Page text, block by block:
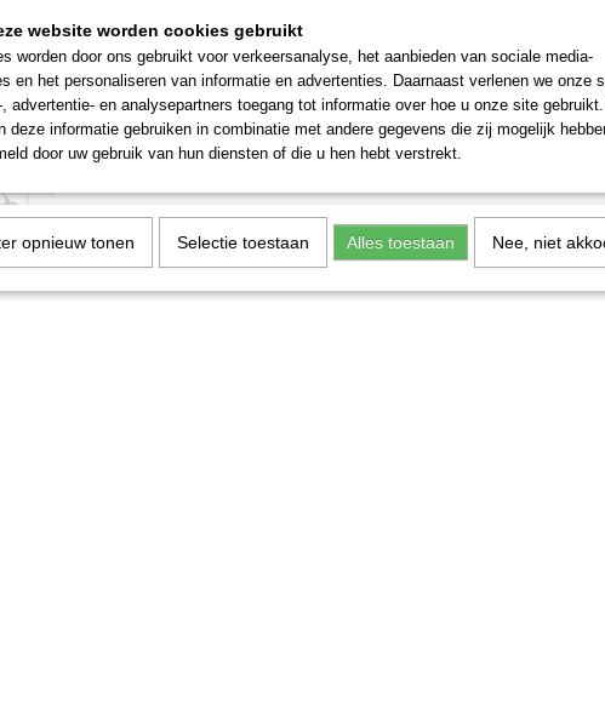
Märklin E306522
website worden cookies gebruikt
worden door ons gebruikt voor verkeersanalyse, het aanbieden van sociale media-
en het personaliseren van informatie en advertenties. Daarnaast verlenen we onze
advertentie- en analysepartners toegang tot informatie over hoe u onze site
deze informatie gebruiken in combinatie met andere gegevens die zij mogelijk
door uw gebruik van hun diensten of die u hen hebt verstrekt.
opnieuw tonen Selectie toestaan Alles toestaan Nee, niet